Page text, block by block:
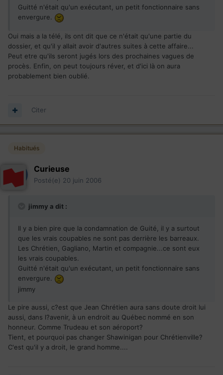
Guitté n'était qu'un exécutant, un petit fonctionnaire sans
envergure.
Oui mais a la télé, ils ont dit que ce n'était qu'une partie du
dossier, et qu'il y allait avoir d'autres suites à cette affaire...
Peut etre qu'ils seront jugés lors des prochaines vagues de
procès. Enfin, on peut toujours réver, et d'ici là on aura
probablement bien oublié.
Citer
Habitués
Curieuse
Posté(e) 20 juin 2006
jimmy a dit :
Il y a bien pire que la condamnation de Guité, il y a surtout
que les vrais coupables ne sont pas derrière les barreaux.
Les Chrétien, Gagliano, Martin et compagnie...ce sont eux
les vrais coupables.
Guitté n'était qu'un exécutant, un petit fonctionnaire sans
envergure.
jimmy
Le pire aussi, c?est que Jean Chrétien aura sans doute droit lui
aussi, dans l?avenir, à un endroit au Québec nommé en son
honneur. Comme Trudeau et son aéroport?
Tient, et pourquoi pas changer Shawinigan pour Chrétienville?
C'est qu'il y a droit, le grand homme....